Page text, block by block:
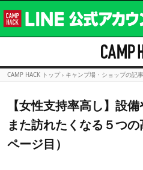
CAMP HACK トップ › キャンプ場・ショップの記
【女性支持率高し】設
また訪れたくなる５つ
ページ目）